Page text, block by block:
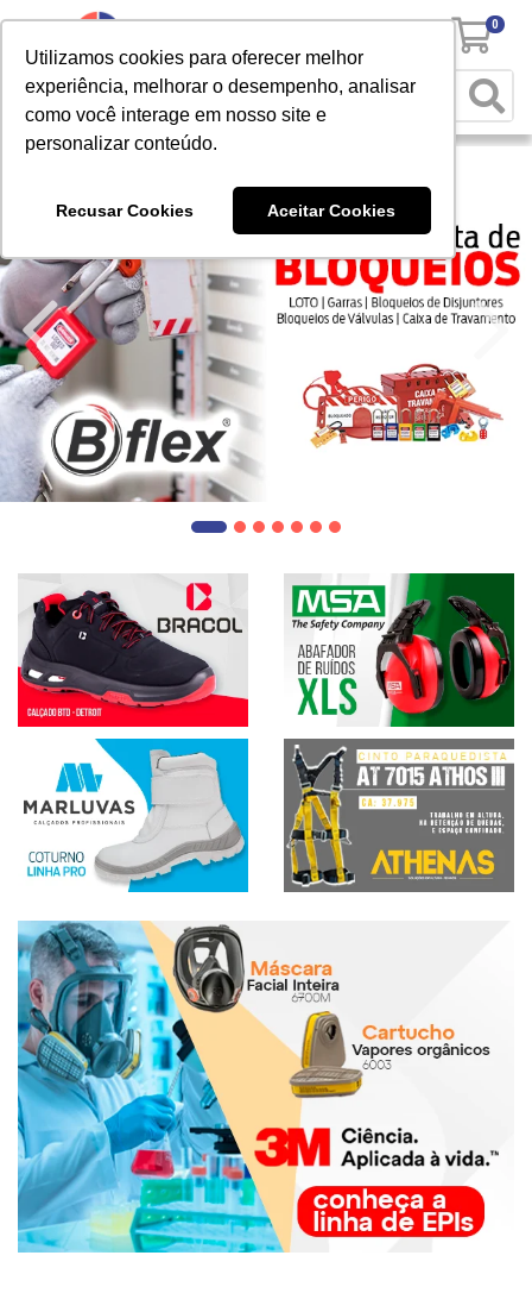
Utilizamos cookies para oferecer melhor
experiência, melhorar o desempenho, analisar
como você interage em nosso site e
personalizar conteúdo.
Recusar Cookies Aceitar Cookies
0